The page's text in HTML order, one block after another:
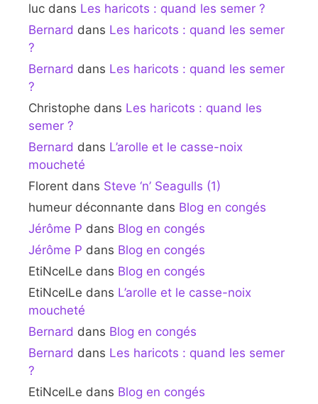
luc dans Les haricots : quand les semer ?
Bernard dans Les haricots : quand les semer
?
Bernard dans Les haricots : quand les semer
?
Christophe dans Les haricots : quand les
semer ?
Bernard dans L’arolle et le casse-noix
moucheté
Florent dans Steve ‘n’ Seagulls (1)
humeur déconnante dans Blog en congés
Jérôme P dans Blog en congés
Jérôme P dans Blog en congés
EtiNcelLe dans Blog en congés
EtiNcelLe dans L’arolle et le casse-noix
moucheté
Bernard dans Blog en congés
Bernard dans Les haricots : quand les semer
?
EtiNcelLe dans Blog en congés